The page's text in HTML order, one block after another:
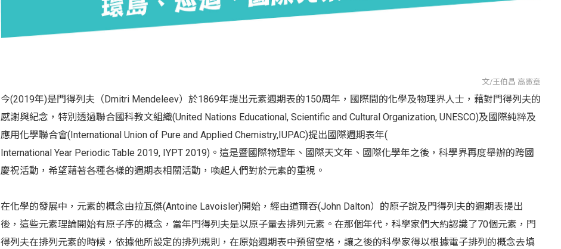
文/王伯昌 高憲章
今(2019年)是門得列夫（Dmitri Mendeleev）於1869年提出元素週期表的150周年，國際間的化學及物理界人士，藉對門得列夫的
感謝與紀念，特別透過聯合國科教文組織(United Nations Educational, Scientific and Cultural Organization, UNESCO)及國際純粹及
應用化學聯合會(International Union of Pure and Applied Chemistry,IUPAC)提出國際週期表年(
International Year Periodic Table 2019, IYPT 2019)。這是暨國際物理年、國際天文年、國際化學年之後，科學界再度舉辦的跨國
慶祝活動，希望藉著各種各樣的週期表相關活動，喚起人們對於元素的重視。
在化學的發展中，元素的概念由拉瓦傑(Antoine Lavoisler)開始，經由道爾吞(John Dalton）的原子說及門得列夫的週期表提出
後，這些元素理論開始有原子序的概念，當年門得列夫是以原子量去排列元素。在那個年代，科學家們大約認識了70個元素，門
得列夫在排列元素的時候，依據他所設定的排列規則，在原始週期表中預留空格，讓之後的科學家得以根據電子排列的概念去填